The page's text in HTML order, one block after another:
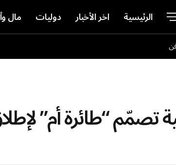
الرئيسية اخر الأخبار دوليات مال
تصمّم “طائرة أم”